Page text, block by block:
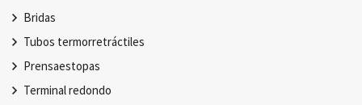
Bridas
Tubos termorretráctiles
Prensaestopas
Terminal redondo